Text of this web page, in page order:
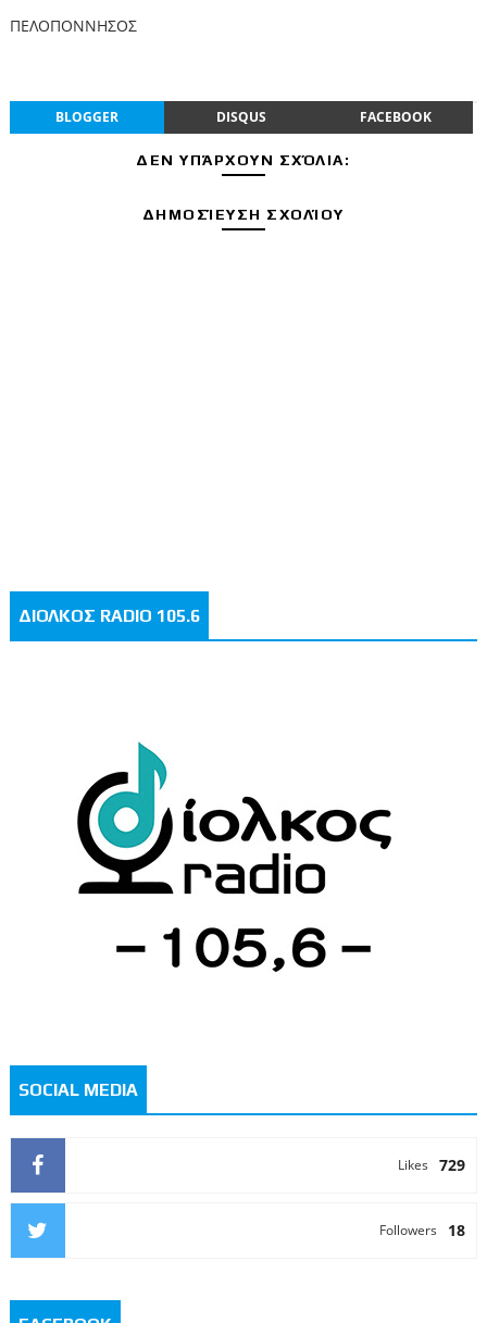
ΠΕΛΟΠΟΝΝΗΣΟΣ
BLOGGER DISQUS FACEBOOK
ΔΕΝ ΥΠΆΡΧΟΥΝ ΣΧΌΛΙΑ:
ΔΗΜΟΣΊΕΥΣΗ ΣΧΟΛΊΟΥ
ΔΙΟΛΚΟΣ RADIO 105.6
SOCIAL MEDIA
729
Likes
18
Followers